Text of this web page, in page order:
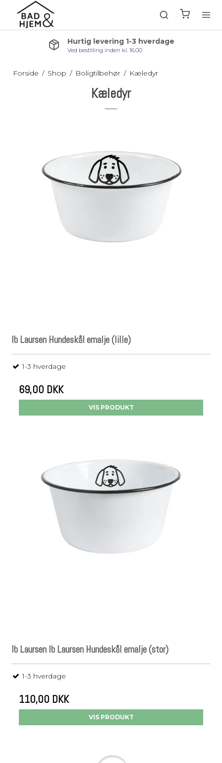
Hurtig levering 1-3 hverdage
Ved bestilling inden kl. 16.00
Forside / Shop / Boligtilbehør / Kæledyr
Kæledyr
Ib Laursen Hundeskål emalje (lille)
1-3 hverdage
69,00 DKK
VIS PRODUKT
Ib Laursen Ib Laursen Hundeskål emalje (stor)
1-3 hverdage
110,00 DKK
VIS PRODUKT